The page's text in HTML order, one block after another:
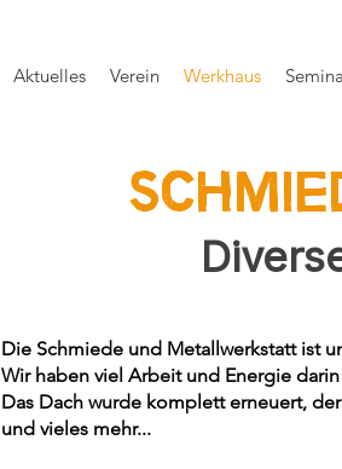
Aktuelles Verein Werkhaus
Die Schmiede und Metallwerkstatt ist
Wir haben viel Arbeit und Energie
Das Dach wurde komplett erneuert,
und vieles mehr...